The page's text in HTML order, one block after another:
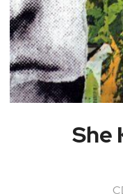
She